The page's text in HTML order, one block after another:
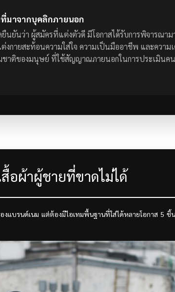
มาจากบุคลิกภายนอก
นยันว่า ผู้สมัครที่แต่งตัวดี มีโอกาสได้รับการพิจารณาม
งกายสะท้อนความใส่ใจ ความเป็นมืออาชีพ และความ
าติของมนุษย์ ที่ใช้สัญญาณภายนอกในการประเมินคน
อผ้าผู้ชายที่ขาดไม่ได้
งแบรนด์เนม แต่ต้องมีไอเทมพื้นฐานที่ใส่ได้หลายโอกาส 5